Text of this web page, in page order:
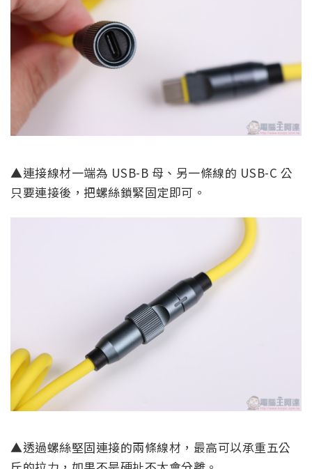
▲連接線材一端為 USB-B 母、另一條線的 USB-C 公
只要連接後，把螺絲鎖緊固定即可。
▲透過螺絲堅固連接的兩條線材，最高可以承重五公